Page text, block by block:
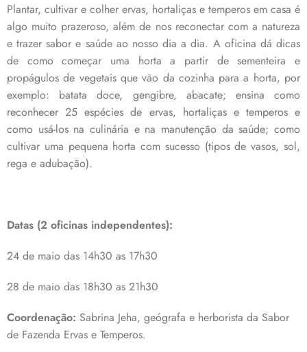
Plantar, cultivar e colher ervas, hortaliças e temperos em casa é
algo muito prazeroso, além de nos reconectar com a natureza
e trazer sabor e saúde ao nosso dia a dia. A oficina dá dicas
de como começar uma horta a partir de sementeira e
propágulos de vegetais que vão da cozinha para a horta, por
exemplo: batata doce, gengibre, abacate; ensina como
reconhecer 25 espécies de ervas, hortaliças e temperos e
como usá-los na culinária e na manutenção da saúde; como
cultivar uma pequena horta com sucesso (tipos de vasos, sol,
rega e adubação).
Datas (2 oficinas independentes):
24 de maio das 14h30 as 17h30
28 de maio das 18h30 as 21h30
Coordenação: Sabrina Jeha, geógrafa e herborista da Sabor
de Fazenda Ervas e Temperos.